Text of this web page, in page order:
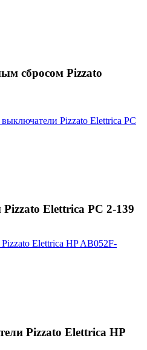
сбросом Pizzato
Elettrica PC 2-139
Pizzato Elettrica HP